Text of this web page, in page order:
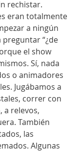
rechistar.
eran totalmente
a ningún
“¿de
el show
Sí, nada
o animadores
Jugábamos a
correr con
a relevos,
También
las
Algunas